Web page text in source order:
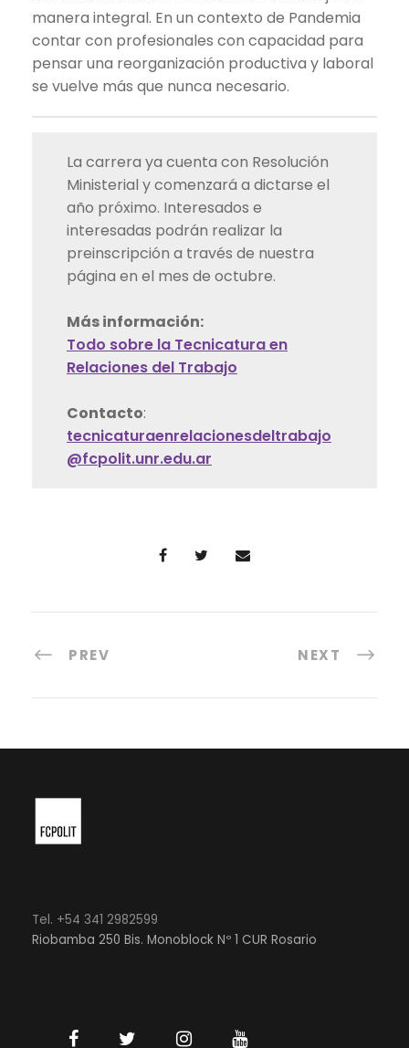
manera integral. En un contexto de Pandemia
contar con profesionales con capacidad para
pensar una reorganización productiva y laboral
se vuelve más que nunca necesario.
La carrera ya cuenta con Resolución
Ministerial y comenzará a dictarse el
año próximo. Interesados e
interesadas podrán realizar la
preinscripción a través de nuestra
página en el mes de octubre.
Más información:
Todo sobre la Tecnicatura en
Relaciones del Trabajo
Contacto:
tecnicaturaenrelacionesdeltrabajo
@fcpolit.unr.edu.ar
PREV NEXT
Tel. +54 341 2982599
Riobamba 250 Bis. Monoblock Nº 1 CUR Rosario